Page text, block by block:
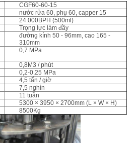
CGF60-60-15
nước rửa 60, phụ 60, capper 15
24.000BPH (500ml)
Trọng lực làm đầy
đường kính 50 - 96mm, cao 165 -
310mm
0,7 MPa
0,8M3 / phút
0,2-0,25 MPa
4,5 tấn / giờ
7,5 nghìn
11 tuần
5300 × 3950 × 2700mm (L × W × H)
8500Kg